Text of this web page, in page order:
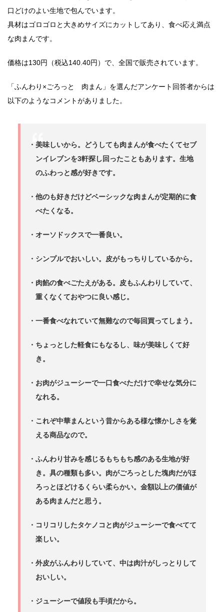
口どけのよい生地で包んでいます。
具材はゴロゴロと大きめサイズにカットしてあり、食べ応え満点
な肉まんです。
価格は130円（税込140.40円）で、全国で販売されています。
「ふんわり×ごろっと 肉まん」を選んだアンケート回答者からは
以下のようなコメントがありました。
・美味しいから。どうしても肉まんが食べたくてセブ
ンイレブンを3軒探し回ったこともあります。生地
のふわっと感が好きです。
・他のも好きだけどベーシックな肉まんが定期的に食
べたくなる。
・オーソドックスで一番良い。
・シンプルでおいしい。皮がもっちりしているから。
・肉餡の食べごたえがある。皮もふんわりしていて、
重くなくておやつに良い感じ。
・一番食べなれていて無難なので毎回買ってしまう。
・ちょっとした軽食にもなるし、味が美味しくて好
き。
・お肉がジューシーで一口食べただけで幸せな気分に
なれる。
・これぞ中華まんという昔からある様な懐かしさを覚
える商品なので。
・ふんわり甘みを感じるもちもち感のある生地が好
き。具の種類も多い。肉がごろっとした塊肉だがほ
ろっとほどけるくらい柔らかい。金額以上の価値が
ある肉まんだと思う。
・コリコリしたタケノコと肉がジューシーで食べてて
楽しい。
・外皮がふんわりしていて、中は肉汁がしっとりして
おいしい。
・ジューシーで値段も手頃だから。